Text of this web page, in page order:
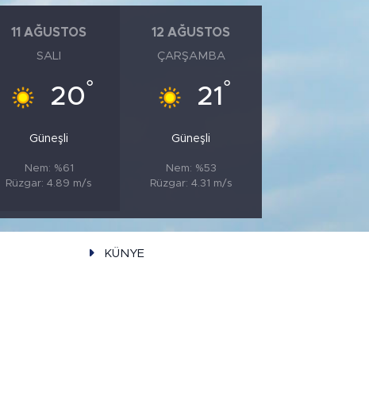
11 AĞUSTOS
SALI
20°
Güneşli
Nem: %61
Rüzgar: 4.89 m/s
12 AĞUSTOS
ÇARŞAMBA
21 °
Güneşli
Nem: %53
Rüzgar: 4.31 m/s
KÜNYE